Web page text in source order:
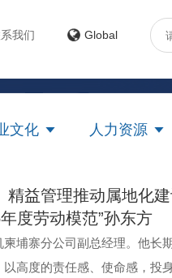
我们 Global
文化 人力资源
精益管理推动属地
度劳动模范”孙东方
埔寨分公司副总经理。他长
高度的责任感、使命感，投